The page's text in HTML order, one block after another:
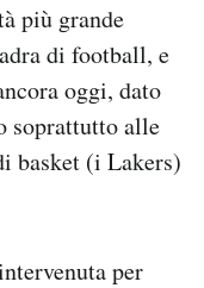
più grande
di football, e
oggi, dato
soprattutto alle
basket (i Lakers)
per